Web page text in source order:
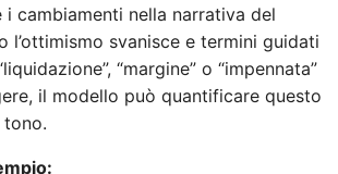
cambiamenti nella narrativa del
l’ottimismo svanisce e termini guidati
“margine” o “impennata”
il modello può quantificare questo